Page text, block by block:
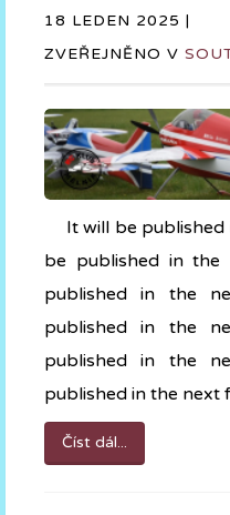
18 LEDEN 2025 |
ZVEŘEJNĚNO V
It will be
be published in
published in the
published in the
published in the
published in the next
Číst dál...